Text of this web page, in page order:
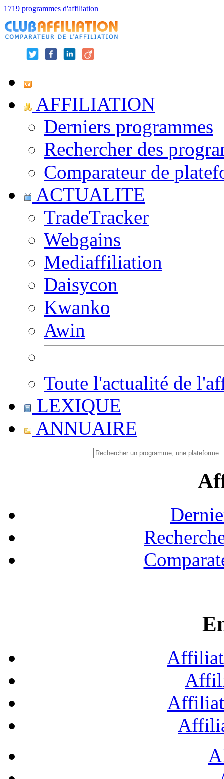
1719 programmes d'affiliation
AFFILIATION
Derniers programmes
Rechercher des
Comparateur de
ACTUALITE
TradeTracker
Webgains
Mediaffiliation
Daisycon
Kwanko
Awin
Toute l'actualité de
LEXIQUE
ANNUAIRE